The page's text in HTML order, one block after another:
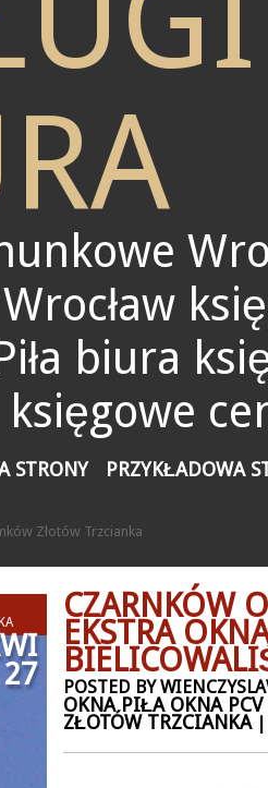
biura
księgowe
STRONY PRZYKŁADOWA
Złotów Trzcianka
27
CZARNKÓW
EKSTRA
POSTED BY
OKNA PIŁA OKNA
ZŁOTÓW TRZCIANKA|